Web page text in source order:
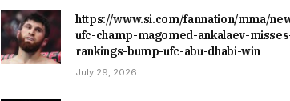
https://www.si.com/fannation/mma/
ufc-champ-magomed-ankalaev-
rankings-bump-ufc-abu-dhabi-win
July 29, 2026